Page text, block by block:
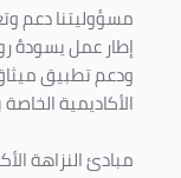
مسؤوليتنا دعم
إطار عمل يسودهُ
ودعم تطبيق
الأكاديمية
مبادئ النزاهة